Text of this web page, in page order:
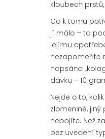
kloubech
Co k tomu
jí málo – ta
jejímu
nezapomeňte
napsáno
dávku – 10
Nejde o to,
zlomenině,
nebojíte. Než
bez uvedení